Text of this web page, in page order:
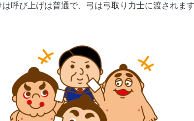
呼び上げは普通で、弓は弓取り力士に渡されま